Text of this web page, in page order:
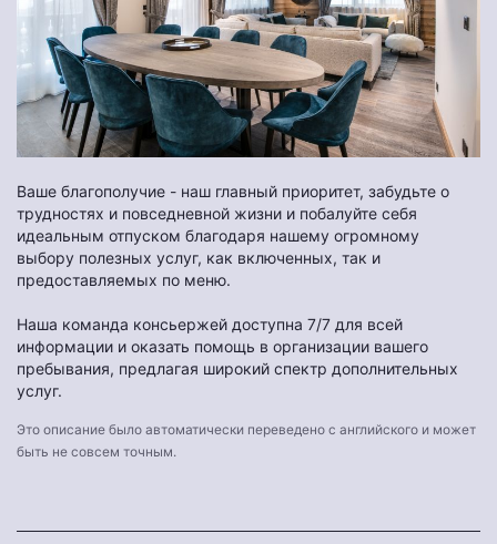
Ваше благополучие - наш главный приоритет, забудьте о
трудностях и повседневной жизни и побалуйте себя
идеальным отпуском благодаря нашему огромному
выбору полезных услуг, как включенных, так и
предоставляемых по меню.
Наша команда консьержей доступна 7/7 для всей
информации и оказать помощь в организации вашего
пребывания, предлагая широкий спектр дополнительных
услуг.
Это описание было автоматически переведено с английского и может
быть не совсем точным.